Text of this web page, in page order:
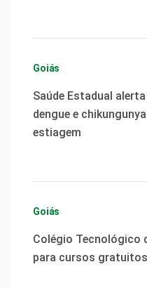
Goiás
Saúde Estadual
dengue e
estiagem
Goiás
Colégio Tecnológico
para cursos